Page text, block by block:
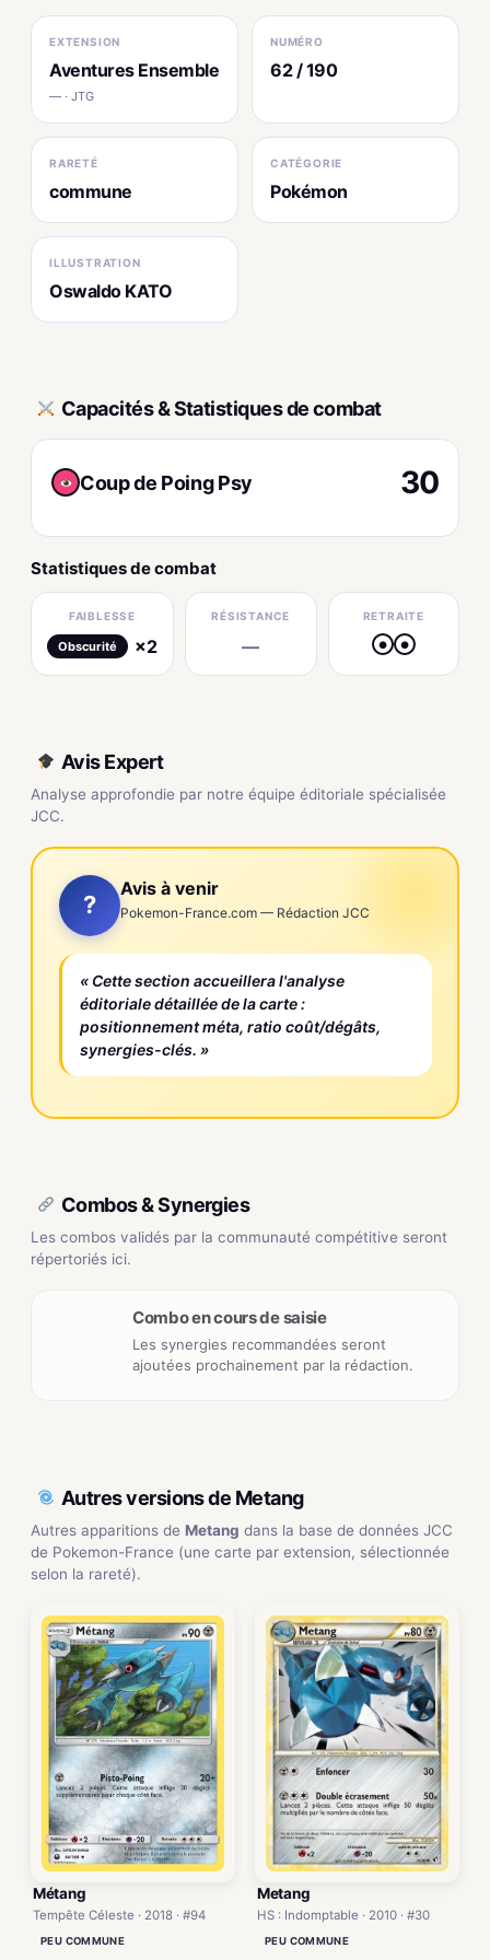
EXTENSION
Aventures Ensemble
— · JTG
NUMÉRO
62 / 190
RARETÉ
commune
CATÉGORIE
Pokémon
ILLUSTRATION
Oswaldo KATO
Capacités & Statistiques de combat
Coup de Poing Psy 30
Statistiques de combat
FAIBLESSE
Obscurité ×2
RÉSISTANCE
—
RETRAITE
● ●
Avis Expert
Analyse approfondie par notre équipe éditoriale spécialisée
JCC.
?
Avis à venir
Pokemon-France.com — Rédaction JCC
« Cette section accueillera l'analyse
éditoriale détaillée de la carte :
positionnement méta, ratio coût/dégâts,
synergies-clés. »
Combos & Synergies
Les combos validés par la communauté compétitive seront
répertoriés ici.
Combo en cours de saisie
Les synergies recommandées seront
ajoutées prochainement par la rédaction.
Autres versions de Metang
Autres apparitions de Metang dans la base de données JCC
de Pokemon-France (une carte par extension, sélectionnée
selon la rareté).
Métang
Tempête Céleste · 2018 · #94
PEU COMMUNE
Metang
HS : Indomptable · 2010 · #30
PEU COMMUNE